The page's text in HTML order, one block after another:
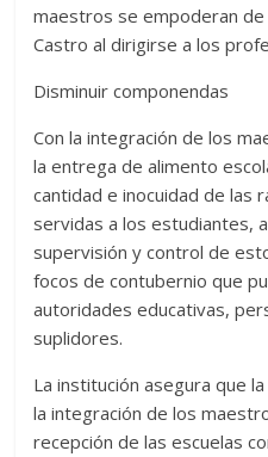
maestros se empoderan
Castro al dirigirse a los
Disminuir componendas
Con la integración de los
la entrega de alimento
cantidad e inocuidad de las
servidas a los estudiantes,
supervisión y control de
focos de contubernio que
autoridades educativas,
suplidores.
La institución asegura que
la integración de los
recepción de las escuelas